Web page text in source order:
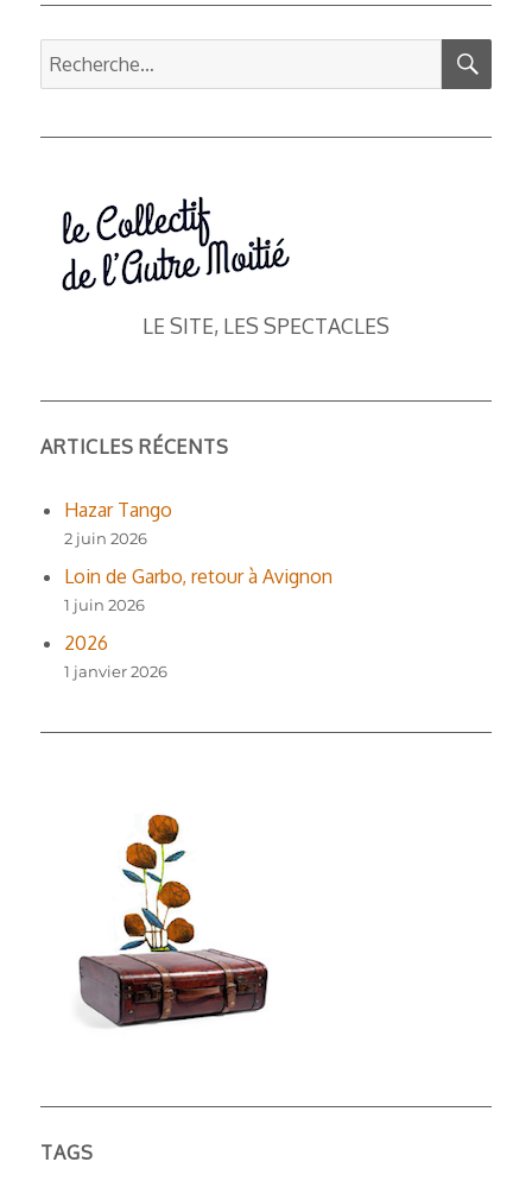
Recherche
pour :
LE SITE, LES SPECTACLES
ARTICLES RÉCENTS
Hazar Tango
2 juin 2026
Loin de Garbo, retour à Avignon
1 juin 2026
2026
1 janvier 2026
TAGS